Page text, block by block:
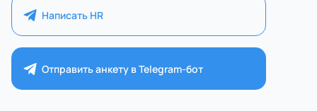
Написать HR
Отправить анкету в Telegram-бот